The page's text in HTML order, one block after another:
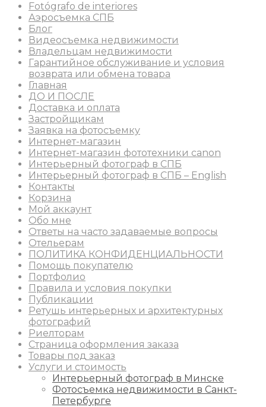
Fotógrafo de interiores
Аэросъемка СПБ
Блог
Видеосъемка недвижимости
Владельцам недвижимости
Гарантийное обслуживание и условия
возврата или обмена товара
Главная
ДО И ПОСЛЕ
Доставка и оплата
Застройщикам
Заявка на фотосъемку
Интернет-магазин
Интернет-магазин фототехники canon
Интерьерный фотограф в СПБ
Интерьерный фотограф в СПБ – English
Контакты
Корзина
Мой аккаунт
Обо мне
Ответы на часто задаваемые вопросы
Отельерам
ПОЛИТИКА КОНФИДЕНЦИАЛЬНОСТИ
Помощь покупателю
Портфолио
Правила и условия покупки
Публикации
Ретушь интерьерных и архитектурных
фотографий
Риелторам
Страница оформления заказа
Товары под заказ
Услуги и стоимость
Интерьерный фотограф в Минске
Фотосъемка недвижимости в Санкт-
Петербурге